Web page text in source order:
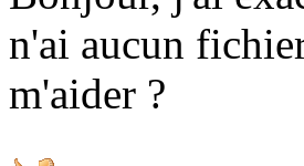
n'ai aucun
m'aider ?